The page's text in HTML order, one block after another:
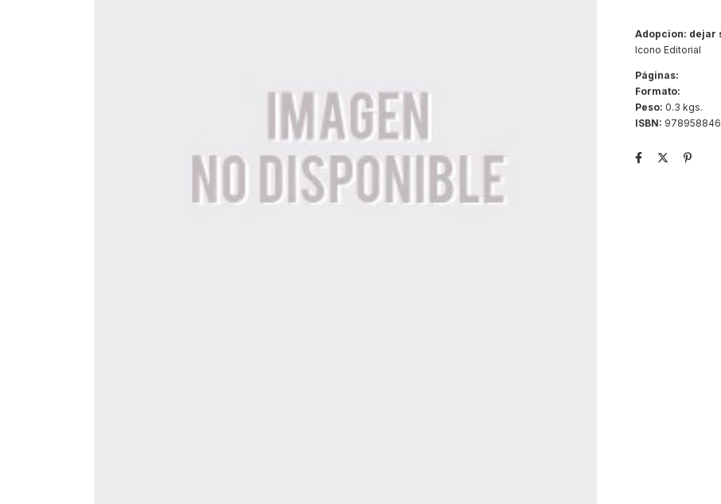
Adopcion: dejar
Icono Editorial
Páginas:
Formato:
Peso: 0.3 kgs.
ISBN: